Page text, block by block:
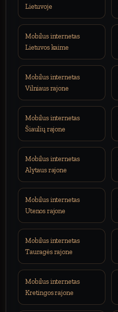
Lietuvoje
Mobilus internetas
Lietuvos kaime
Mobilus internetas
Vilniaus rajone
Mobilus internetas
Šiaulių rajone
Mobilus internetas
Alytaus rajone
Mobilus internetas
Utenos rajone
Mobilus internetas
Tauragės rajone
Mobilus internetas
Kretingos rajone